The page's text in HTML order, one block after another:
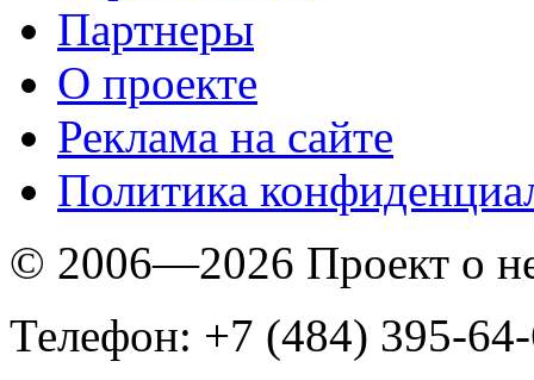
Партнеры
O проекте
Реклама на сайте
Политика
© 2006—2026 Проект о
Телефон: +7 (484) 395-